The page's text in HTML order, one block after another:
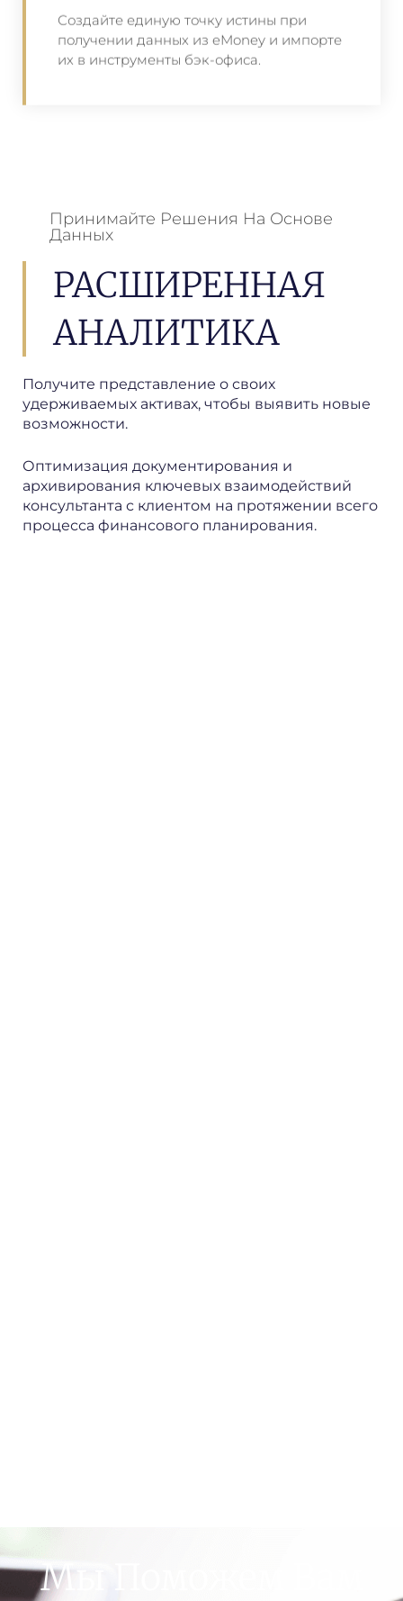
Создайте единую точку истины при
получении данных из eMoney и импорте
их в инструменты бэк-офиса.
Принимайте Решения На Основе
Данных
РАСШИРЕННАЯ
АНАЛИТИКА
Получите представление о своих
удерживаемых активах, чтобы выявить новые
возможности.
Оптимизация документирования и
архивирования ключевых взаимодействий
консультанта с клиентом на протяжении всего
процесса финансового планирования.
Мы Поможем Вам